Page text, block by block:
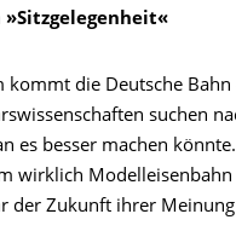
»Sitzgelegenheit«
kommt die Deutsche
suchen
es besser machen
wirklich
der Zukunft ihrer Meinung